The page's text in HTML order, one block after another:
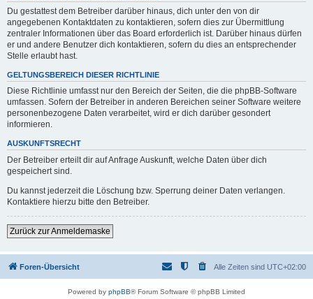
Du gestattest dem Betreiber darüber hinaus, dich unter den von dir
angegebenen Kontaktdaten zu kontaktieren, sofern dies zur Übermittlung
zentraler Informationen über das Board erforderlich ist. Darüber hinaus dürfen
er und andere Benutzer dich kontaktieren, sofern du dies an entsprechender
Stelle erlaubt hast.
GELTUNGSBEREICH DIESER RICHTLINIE
Diese Richtlinie umfasst nur den Bereich der Seiten, die die phpBB-Software
umfassen. Sofern der Betreiber in anderen Bereichen seiner Software weitere
personenbezogene Daten verarbeitet, wird er dich darüber gesondert
informieren.
AUSKUNFTSRECHT
Der Betreiber erteilt dir auf Anfrage Auskunft, welche Daten über dich
gespeichert sind.
Du kannst jederzeit die Löschung bzw. Sperrung deiner Daten verlangen.
Kontaktiere hierzu bitte den Betreiber.
Zurück zur Anmeldemaske
Foren-Übersicht Alle Zeiten sind UTC+02:00
Powered by phpBB® Forum Software © phpBB Limited